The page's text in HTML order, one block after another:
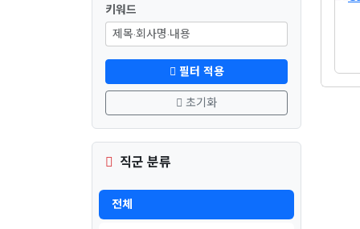
키워드
필터 적용
초기화
직군 분류
전체